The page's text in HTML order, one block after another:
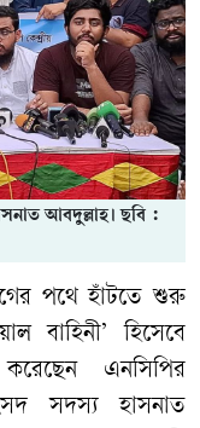
আবদুল্লাহ। ছবি :
পথে হাঁটতে শুরু
বাহিনী’ হিসেবে
এনসিপির
সদস্য হাসনাত